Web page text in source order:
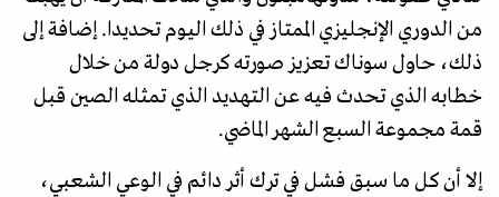
من الدوري الإنجليزي الممتاز في ذلك اليوم تحديدا. إضافة إلى
ذلك، حاول سوناك تعزيز صورته كرجل دولة من خلال
خطابه الذي تحدث فيه عن التهديد الذي تمثله الصين قبل
قمة مجموعة السبع الشهر الماضي.
إلا أن كل ما سبق فشل في ترك أثر دائم في الوعي الشعبي،